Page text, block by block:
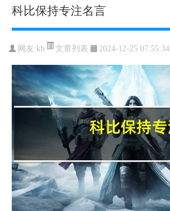
科比保持专注名言
网友: kb 文章列表 2024-12-25 07:55:34